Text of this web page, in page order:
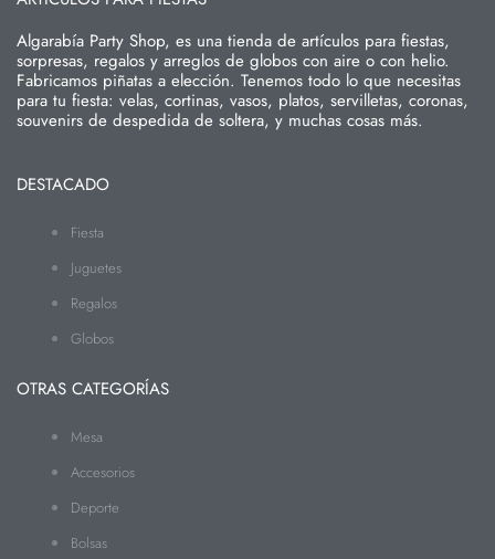
Algarabía Party Shop, es una tienda de artículos para fiestas,
sorpresas, regalos y arreglos de globos con aire o con helio.
Fabricamos piñatas a elección. Tenemos todo lo que necesitas
para tu fiesta: velas, cortinas, vasos, platos, servilletas, coronas,
souvenirs de despedida de soltera, y muchas cosas más.
DESTACADO
Fiesta
Juguetes
Regalos
Globos
OTRAS CATEGORÍAS
Mesa
Accesorios
Deporte
Bolsas